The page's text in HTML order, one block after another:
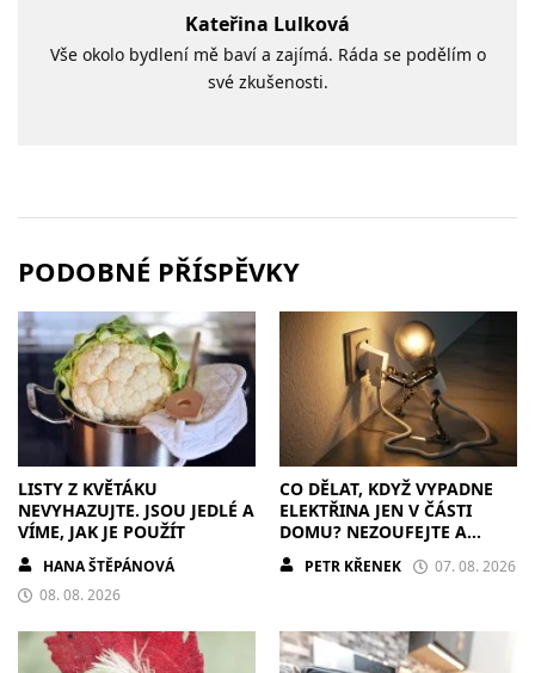
Kateřina Lulková
Vše okolo bydlení mě baví a zajímá. Ráda se podělím o
své zkušenosti.
PODOBNÉ PŘÍSPĚVKY
LISTY Z KVĚTÁKU
NEVYHAZUJTE. JSOU JEDLÉ A
VÍME, JAK JE POUŽÍT
HANA ŠTĚPÁNOVÁ
08. 08. 2026
CO DĚLAT, KDYŽ VYPADNE
ELEKTŘINA JEN V ČÁSTI
DOMU? NEZOUFEJTE A
POSTUPUJTE S CHLADNOU
HLAVOU
PETR KŘENEK 07. 08. 2026